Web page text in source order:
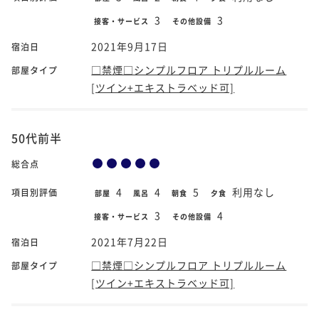
接客・サービス 3 その他設備 3
宿泊日 2021年9月17日
部屋タイプ
□禁煙□シンプルフロア トリプルルーム
[ツイン+エキストラベッド可]
50代前半
総合点
項目別評価 部屋 4 風呂 4 朝食 5 夕食 利用なし
接客・サービス 3 その他設備 4
宿泊日 2021年7月22日
部屋タイプ
□禁煙□シンプルフロア トリプルルーム
[ツイン+エキストラベッド可]